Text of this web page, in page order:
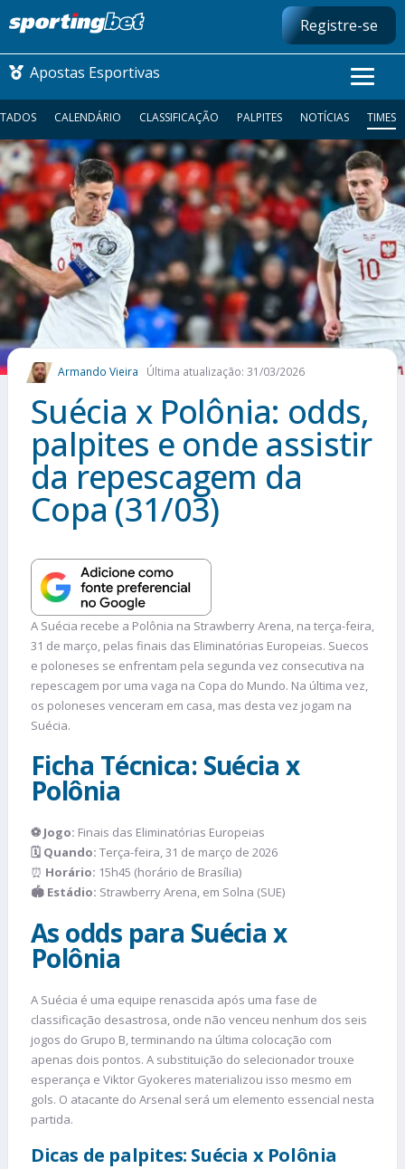
Registre-se
Apostas Esportivas
CONMEBOL LIBERTADORES
FUTEBOL NACIONAL
FUTEBOL INTERNACIONAL
COMO APOSTAR
MAIS ESPORTES
CALENDÁRIO CLASSIFICAÇÃO PALPITES NOTÍCIAS TIMES
Armando Vieira Última atualização: 31/03/2026
Suécia x Polônia: odds,
palpites e onde assistir
da repescagem da
Copa (31/03)
A Suécia recebe a Polônia na Strawberry Arena, na terça-feira,
31 de março, pelas finais das Eliminatórias Europeias. Suecos
e poloneses se enfrentam pela segunda vez consecutiva na
repescagem por uma vaga na Copa do Mundo. Na última vez,
os poloneses venceram em casa, mas desta vez jogam na
Suécia.
Ficha Técnica: Suécia x
Polônia
⚽ Jogo: Finais das Eliminatórias Europeias
🗓️ Quando: Terça-feira, 31 de março de 2026
⏰ Horário: 15h45 (horário de Brasília)
🏟️ Estádio: Strawberry Arena, em Solna (SUE)
As odds para Suécia x
Polônia
A Suécia é uma equipe renascida após uma fase de
classificação desastrosa, onde não venceu nenhum dos seis
jogos do Grupo B, terminando na última colocação com
apenas dois pontos. A substituição do selecionador trouxe
esperança e Viktor Gyokeres materializou isso mesmo em
gols. O atacante do Arsenal será um elemento essencial nesta
partida.
Dicas de palpites: Suécia x Polônia